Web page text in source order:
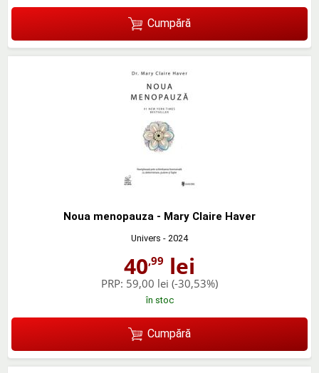
Cumpără
Noua menopauza - Mary Claire Haver
Univers - 2024
40,99 lei
PRP: 59,00 lei (-30,53%)
în stoc
Cumpără